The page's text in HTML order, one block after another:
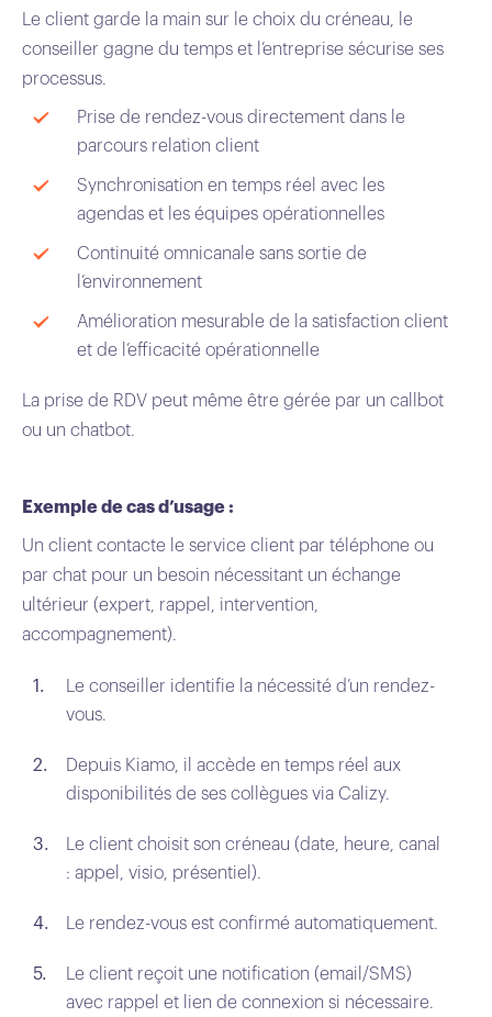
Le client garde la main sur le choix du créneau, le
conseiller gagne du temps et l’entreprise sécurise ses
processus.
Prise de rendez-vous directement dans le
parcours relation client
Synchronisation en temps réel avec les
agendas et les équipes opérationnelles
Continuité omnicanale sans sortie de
l’environnement
Amélioration mesurable de la satisfaction client
et de l’efficacité opérationnelle
La prise de RDV peut même être gérée par un callbot
ou un chatbot.
Exemple de cas d’usage :
Un client contacte le service client par téléphone ou
par chat pour un besoin nécessitant un échange
ultérieur (expert, rappel, intervention,
accompagnement).
Le conseiller identifie la nécessité d’un rendez-
vous.
Depuis Kiamo, il accède en temps réel aux
disponibilités de ses collègues via Calizy.
Le client choisit son créneau (date, heure, canal
: appel, visio, présentiel).
Le rendez-vous est confirmé automatiquement.
Le client reçoit une notification (email/SMS)
avec rappel et lien de connexion si nécessaire.